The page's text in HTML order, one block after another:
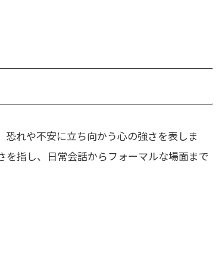
れや不安に立ち向かう心の強さを表しま
を指し、日常会話からフォーマルな場面まで